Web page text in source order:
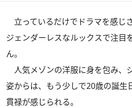
立っているだけでドラマを感じ
ジェンダーレスなルックスで注目
ん。
人気メゾンの洋服に身を包み、
姿からは、もう少しで20歳の誕生
貫禄が感じられる。